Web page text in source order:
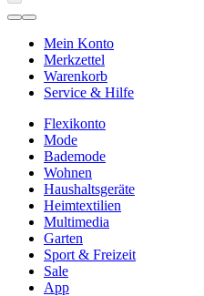
Mein Konto
Merkzettel
Warenkorb
Service & Hilfe
Flexikonto
Mode
Bademode
Wohnen
Haushaltsgeräte
Heimtextilien
Multimedia
Garten
Sport & Freizeit
Sale
App